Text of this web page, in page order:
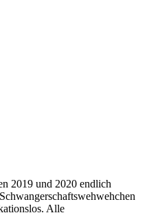
2019 und 2020 endlich
Alle